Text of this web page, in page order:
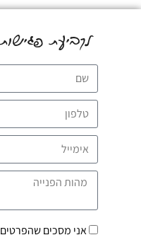
לקביעת פגישות
אני מסכים שהפרטים